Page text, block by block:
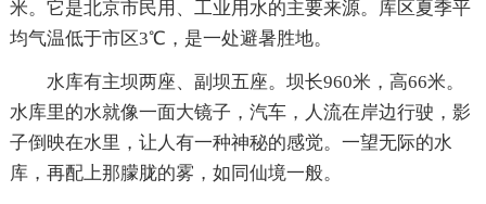
米。它是北京市民用、工业用水的主要来源。库区夏季平
均气温低于市区3℃，是一处避暑胜地。
水库有主坝两座、副坝五座。坝长960米，高66米。
水库里的水就像一面大镜子，汽车，人流在岸边行驶，影
子倒映在水里，让人有一种神秘的感觉。一望无际的水
库，再配上那朦胧的雾，如同仙境一般。